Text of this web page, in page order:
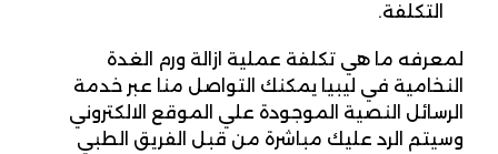
التكلفة.
لمعرفه ما هي تكلفة عملية ازالة ورم الغدة
النخامية في ليبيا يمكنك التواصل منا عبر خدمة
الرسائل النصية الموجودة علي الموقع الالكتروني
وسيتم الرد عليك مباشرة من قبل الفريق الطبي